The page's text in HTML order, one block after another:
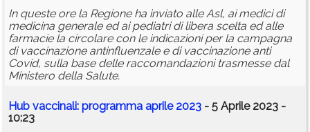
In queste ore la Regione ha inviato alle Asl, ai medici di
medicina generale ed ai pediatri di libera scelta ed alle
farmacie la circolare con le indicazioni per la campagna
di vaccinazione antinfluenzale e di vaccinazione anti
Covid, sulla base delle raccomandazioni trasmesse dal
Ministero della Salute.
Hub vaccinali: programma aprile 2023 - 5 Aprile 2023 -
10:23